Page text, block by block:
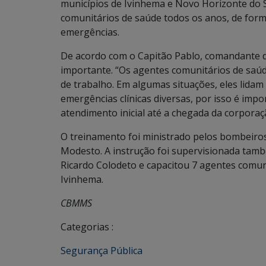
municípios de Ivinhema e Novo Horizonte
comunitários de saúde todos os anos, de
emergências.
De acordo com o Capitão Pablo,
importante. “Os agentes comunitários de
de trabalho. Em algumas situações, eles
emergências clínicas diversas, por isso é
atendimento inicial até a chegada da
O treinamento foi ministrado pelos
Modesto. A instrução foi supervisionada
Ricardo Colodeto e capacitou 7 agentes
Ivinhema.
CBMMS
Categorias :
Segurança Pública